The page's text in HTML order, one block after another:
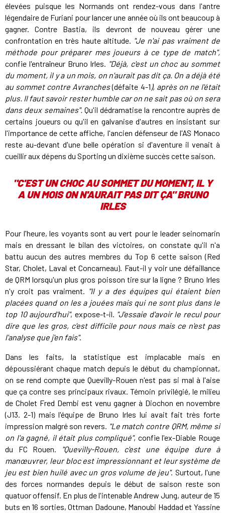
élevées puisque les Normands ont rendez-vous dans l'antre
légendaire de Furiani pour lancer une année où ils ont beaucoup à
gagner. Contre Bastia, ils devront de nouveau gérer une
confrontation en très haute altitude. "Je n'ai pas vraiment de
méthode pour préparer mes joueurs à ce type de match",
confie l'entraîneur Bruno Irles. "Déjà, c'est un choc au sommet
du moment, il y a un mois, on n'aurait pas dit ça. On a déjà été
au sommet contre Avranches(défaite 4-1), après on ne l'était
plus. Il faut savoir rester humble car on ne sait pas où on sera
dans deux semaines". Qu'il dédramatise la rencontre auprès de
certains joueurs ou qu'il en galvanise d'autres en insistant sur
l'importance de cette affiche, l'ancien défenseur de l'AS Monaco
reste au-devant d'une belle opération si d'aventure il venait à
cueillir aux dépens du Sporting un dixième succès cette saison.
"C'EST UN CHOC AU SOMMET DU MOMENT, IL Y
A UN MOIS ON N'AURAIT PAS DIT ÇA" BRUNO
IRLES
Pour l'heure, les voyants sont au vert pour le leader seinomarin
mais en dressant le bilan des victoires, on constate qu'il n'a
battu aucun des autres membres du Top 6 cette saison (Red
Star, Cholet, Laval et Concarneau). Faut-il y voir une défaillance
de QRM lorsqu'un plus gros poisson tire sur la ligne ? Bruno Irles
n'y croit pas vraiment. "Il y a des équipes qui étaient bien
placées quand on les a jouées mais qui ne sont plus dans le
top 10 aujourd'hui", expose-t-il. "J'essaie d'avoir le recul pour
dire que les gros, c'est difficile pour nous mais ce n'est pas
l'analyse que j'en fais".
Dans les faits, la statistique est implacable mais en
dépoussiérant chaque match depuis le début du championnat,
on se rend compte que Quevilly-Rouen n'est pas si mal à l'aise
que ça contre ses principaux rivaux. Témoin privilégié, le milieu
de Cholet Fred Dembi est venu gagner à Diochon en novembre
(J13. 2-1) mais l'équipe de Bruno Irles lui avait fait très forte
impression malgré son revers. "Le match contre QRM, même si
on l'a gagné, il était plus compliqué", confie l'ex-Diable Rouge
du FC Rouen.
"Quevilly-Rouen, c'est une équipe dure à
manœuvrer, leur bloc est impressionnant et leur système de
jeu est bien huilé avec un gros volume de jeu". Surtout, l'une
des forces normandes depuis le début de saison reste son
quatuor offensif. En plus de l'intenable Andrew Jung, auteur de 15
buts en 16 sorties, Ottman Dadoune, Manoubi Haddad et Yassine